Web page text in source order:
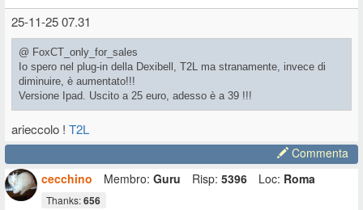
25-11-25 07.31
@ FoxCT_only_for_sales
Io spero nel plug-in della Dexibell, T2L ma stranamente, invece di
diminuire, è aumentato!!!
Versione Ipad. Uscito a 25 euro, adesso è a 39 !!!
arieccolo ! T2L
Commenta
cecchino
Membro: Guru Risp: 5396 Loc: Roma
Thanks:656